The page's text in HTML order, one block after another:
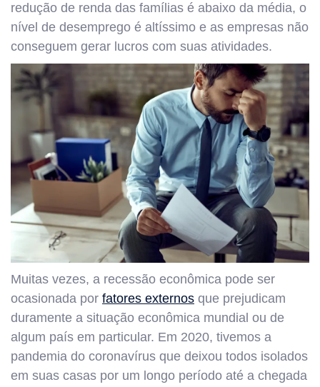
redução de renda das famílias é abaixo da média, o
nível de desemprego é altíssimo e as empresas não
conseguem gerar lucros com suas atividades.
Muitas vezes, a recessão econômica pode ser
ocasionada por fatores externos que prejudicam
duramente a situação econômica mundial ou de
algum país em particular. Em 2020, tivemos a
pandemia do coronavírus que deixou todos isolados
em suas casas por um longo período até a chegada